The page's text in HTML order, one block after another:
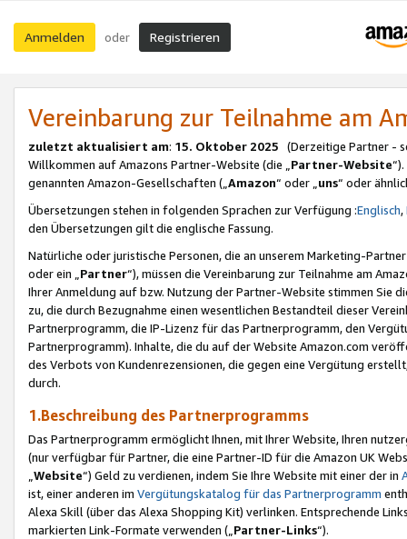
Anmelden oder Registrieren
Vereinbarung zur Teilnahme am
zuletzt aktualisiert am: 15. Oktober 2025 (Derzeitige Partner -
Willkommen auf Amazons Partner-Website (die „Partner-Website
genannten Amazon-Gesellschaften („Amazon“ oder „uns“ oder
Übersetzungen stehen in folgenden Sprachen zur Verfügung :Englisch,
den Übersetzungen gilt die englische Fassung.
Natürliche oder juristische Personen, die an unserem Marketing-
oder ein „Partner“), müssen die Vereinbarung zur Teilnahme am
Ihrer Anmeldung auf bzw. Nutzung der Partner-Website stimmen Sie
zu, die durch Bezugnahme einen wesentlichen Bestandteil dieser
Partnerprogramm, die IP-Lizenz für das Partnerprogramm, den
Partnerprogramm). Inhalte, die du auf der Website Amazon.com
des Verbots von Kundenrezensionen, die gegen eine Vergütung
durch.
1.Beschreibung des Partnerprogramms
Das Partnerprogramm ermöglicht Ihnen, mit Ihrer Website, Ihren
(nur verfügbar für Partner, die eine Partner-ID für die Amazon UK
Website“) Geld zu verdienen, indem Sie Ihre Website mit einer der in
ist, einer anderen im Vergütungskatalog für das Partnerprogramm
Alexa Skill (über das Alexa Shopping Kit) verlinken. Entsprechende
markierten Link-Formate verwenden („ Partner-Links“).